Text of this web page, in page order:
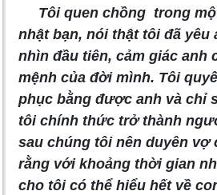
Tôi quen chồng trong
nhật bạn, nói thật tôi đã yêu
nhìn đầu tiên, cảm giác anh
mệnh của đời mình. Tôi
phục bằng được anh và chỉ
tôi chính thức trở thành
sau chúng tôi nên duyên vợ
rằng với khoảng thời gian
cho tôi có thể hiểu hết về